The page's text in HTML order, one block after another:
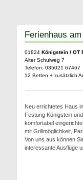
Ferienhaus
01824 Königstein / OT
Alter Schulweg 7
Telefon: 035021 67467
12 Betten + zusätzlich
Neu errichtetes Haus
Festung Königstein
komfortabel
mit Grillmöglichkeit,
Von uns aus können
interessante Ausflüge